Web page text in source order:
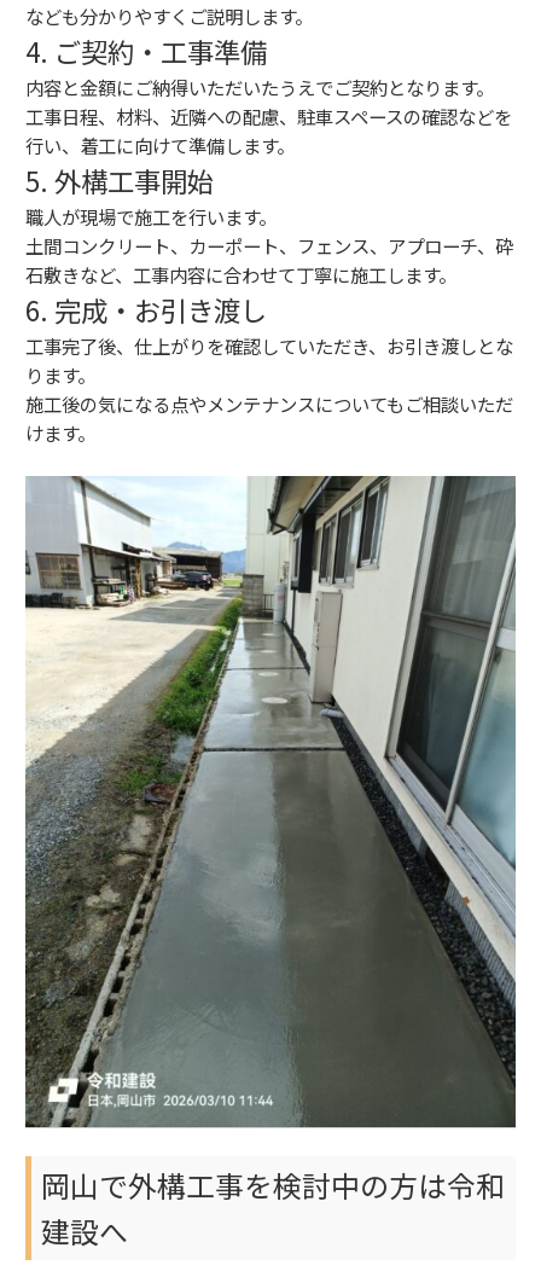
なども分かりやすくご説明します。
4. ご契約・工事準備
内容と金額にご納得いただいたうえでご契約となります。
工事日程、材料、近隣への配慮、駐車スペースの確認などを
行い、着工に向けて準備します。
5. 外構工事開始
職人が現場で施工を行います。
土間コンクリート、カーポート、フェンス、アプローチ、砕
石敷きなど、工事内容に合わせて丁寧に施工します。
6. 完成・お引き渡し
工事完了後、仕上がりを確認していただき、お引き渡しとな
ります。
施工後の気になる点やメンテナンスについてもご相談いただ
けます。
岡山で外構工事を検討中の方は令和
建設へ